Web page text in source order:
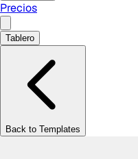
Precios
Tablero
Back to Templates